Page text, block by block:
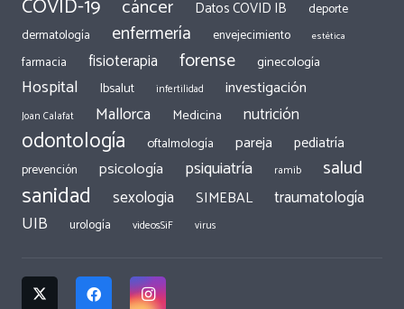
COVID-19 cáncer Datos COVID IB
deporte
dermatología
enfermería envejecimiento estética
farmacia fisioterapia forense ginecología
Hospital Ibsalut infertilidad investigación
Joan Calafat Mallorca Medicina nutrición
odontología oftalmología pareja pediatría
prevención psicología psiquiatría ramib salud
sanidad sexologia SIMEBAL traumatología
UIB urología videosSiF virus